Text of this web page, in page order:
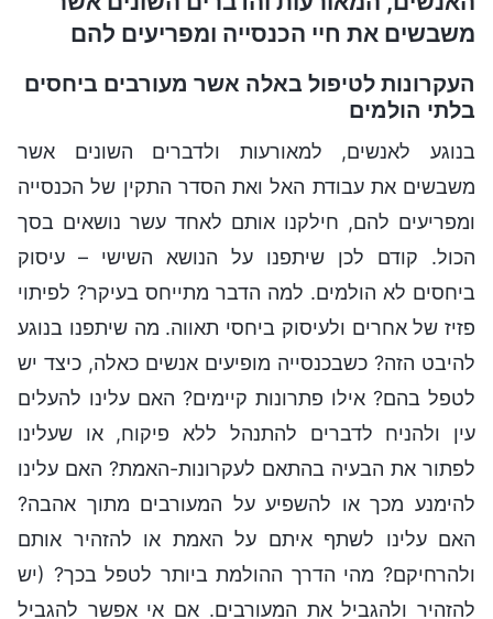
משבשים את חיי הכנסייה ומפריעים להם
העקרונות לטיפול באלה אשר מעורבים ביחסים
בלתי הולמים
בנוגע לאנשים, למאורעות ולדברים השונים אשר
משבשים את עבודת האל ואת הסדר התקין של הכנסייה
ומפריעים להם, חילקנו אותם לאחד עשר נושאים בסך
הכול. קודם לכן שיתפנו על הנושא השישי – עיסוק
ביחסים לא הולמים. למה הדבר מתייחס בעיקר? לפיתוי
פזיז של אחרים ולעיסוק ביחסי תאווה. מה שיתפנו בנוגע
להיבט הזה? כשבכנסייה מופיעים אנשים כאלה, כיצד יש
לטפל בהם? אילו פתרונות קיימים? האם עלינו להעלים
עין ולהניח לדברים להתנהל ללא פיקוח, או שעלינו
לפתור את הבעיה בהתאם לעקרונות-האמת? האם עלינו
להימנע מכך או להשפיע על המעורבים מתוך אהבה?
האם עלינו לשתף איתם על האמת או להזהיר אותם
ולהרחיקם? מהי הדרך ההולמת ביותר לטפל בכך? (יש
להזהיר ולהגביל את המעורבים. אם אי אפשר להגביל